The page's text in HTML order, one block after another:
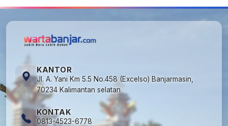
KANTOR
Jl. A. Yani Km 5.5 No.458 (Excelso) Banjarmasin,
70234 Kalimantan selatan
KONTAK
0813-4523-6778